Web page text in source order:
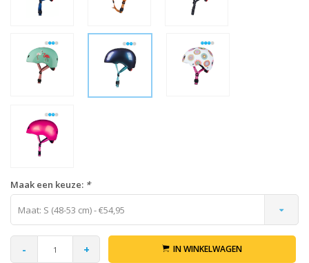
Maak een keuze: *
Maat: S (48-53 cm) - €54,95
- + IN WINKELWAGEN